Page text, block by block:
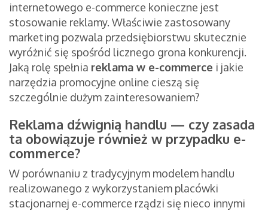
internetowego e-commerce konieczne jest
stosowanie reklamy. Właściwie zastosowany
marketing pozwala przedsiębiorstwu skutecznie
wyróżnić się spośród licznego grona konkurencji.
Jaką rolę spełnia reklama w e-commerce i jakie
narzędzia promocyjne online cieszą się
szczególnie dużym zainteresowaniem?
Reklama dźwignią handlu — czy zasada
ta obowiązuje również w przypadku e-
commerce?
W porównaniu z tradycyjnym modelem handlu
realizowanego z wykorzystaniem placówki
stacjonarnej e-commerce rządzi się nieco innymi